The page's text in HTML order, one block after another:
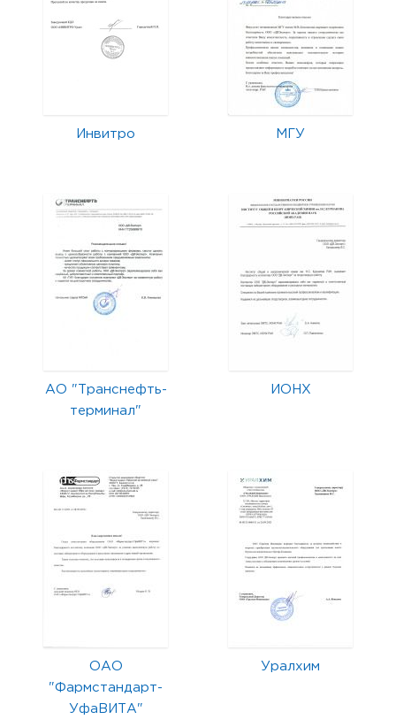
Инвитро МГУ
АО "Транснефть-
терминал"
ИОНХ
ОАО
"Фармстандарт-
УфаВИТА"
Уралхим